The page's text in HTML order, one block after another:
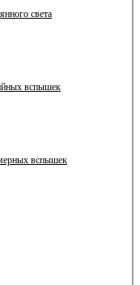
света
вспышек
вспышек